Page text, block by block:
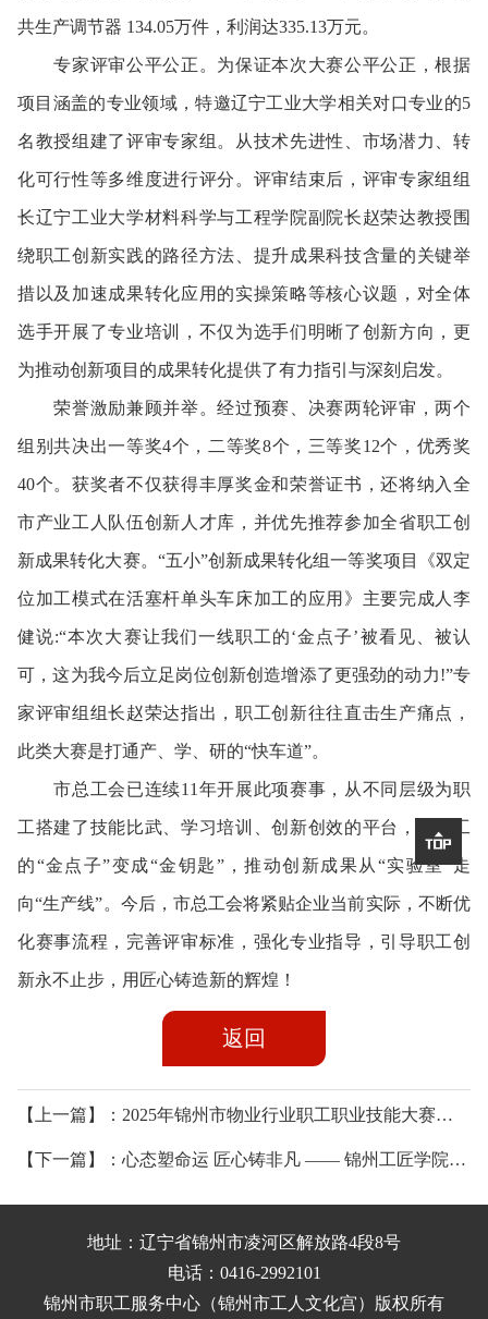

共生产调节器 134.05万件，利润达335.13万元。
专家评审公平公正。为保证本次大赛公平公正，根据
项目涵盖的专业领域，特邀辽宁工业大学相关对口专业的5
名教授组建了评审专家组。从技术先进性、市场潜力、转
化可行性等多维度进行评分。评审结束后，评审专家组组
长辽宁工业大学材料科学与工程学院副院长赵荣达教授围
绕职工创新实践的路径方法、提升成果科技含量的关键举
措以及加速成果转化应用的实操策略等核心议题，对全体
选手开展了专业培训，不仅为选手们明晰了创新方向，更
为推动创新项目的成果转化提供了有力指引与深刻启发。
荣誉激励兼顾并举。经过预赛、决赛两轮评审，两个
组别共决出一等奖4个，二等奖8个，三等奖12个，优秀奖
40个。获奖者不仅获得丰厚奖金和荣誉证书，还将纳入全
市产业工人队伍创新人才库，并优先推荐参加全省职工创
新成果转化大赛。“五小”创新成果转化组一等奖项目《双定
位加工模式在活塞杆单头车床加工的应用》主要完成人李
健说:“本次大赛让我们一线职工的‘金点子’被看见、被认
可，这为我今后立足岗位创新创造增添了更强劲的动力!”专
家评审组组长赵荣达指出，职工创新往往直击生产痛点，
此类大赛是打通产、学、研的“快车道”。
市总工会已连续11年开展此项赛事，从不同层级为职
工搭建了技能比武、学习培训、创新创效的平台，让职工
的“金点子”变成“金钥匙”，推动创新成果从“实验室”走
向“生产线”。今后，市总工会将紧贴企业当前实际，不断优
化赛事流程，完善评审标准，强化专业指导，引导职工创
新永不止步，用匠心铸造新的辉煌！
返回
【上一篇】：2025年锦州市物业行业职工职业技能大赛圆满落幕
【下一篇】：心态塑命运 匠心铸非凡 —— 锦州工匠学院“送技能进企业”之心理健康系列专项培训
地址：辽宁省锦州市凌河区解放路4段8号
电话：0416-2992101
锦州市职工服务中心（锦州市工人文化宫） 版权所有